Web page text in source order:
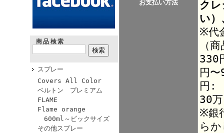
商品検索
スプレー
Covers All Color
ベルトン プレミアム
FLAME
Flame orange
600ml～ビックサイズ
その他スプレー
お支払い方法
ク
い）
※代
（
330
円
円:
30
※銀
ら